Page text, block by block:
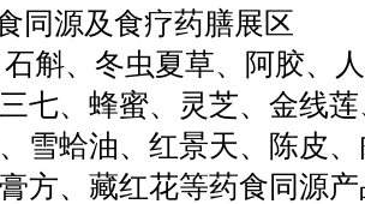
同源及食疗药膳展区
斛、冬虫夏草、阿胶、
七、蜂蜜、灵芝、金线
雪蛤油、红景天、陈皮
方、藏红花等药食同源